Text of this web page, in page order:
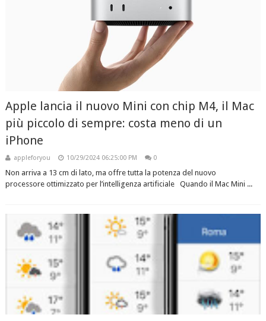
Apple lancia il nuovo Mini con chip M4, il Mac
più piccolo di sempre: costa meno di un
iPhone
appleforyou 10/29/2024 06:25:00 PM 0
Non arriva a 13 cm di lato, ma offre tutta la potenza del nuovo
processore ottimizzato per l’intelligenza artificiale Quando il Mac Mini ...